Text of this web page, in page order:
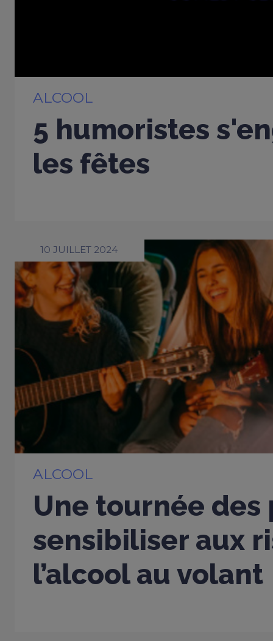
ALCOOL
5 humoristes
les fêtes
10 JUILLET 2024
ALCOOL
Une tournée des
sensibiliser aux
l’alcool au volant